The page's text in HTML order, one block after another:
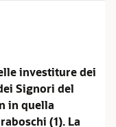
investiture dei
Signori del
in quella
(1). La